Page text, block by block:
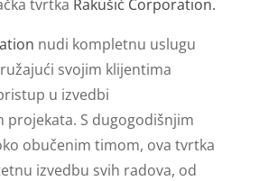
tvrtka Rakušić Corporation.
nudi kompletnu uslugu
svojim klijentima
u izvedbi
S dugogodišnjim
obučenim timom, ova tvrtka
izvedbu svih radova, od